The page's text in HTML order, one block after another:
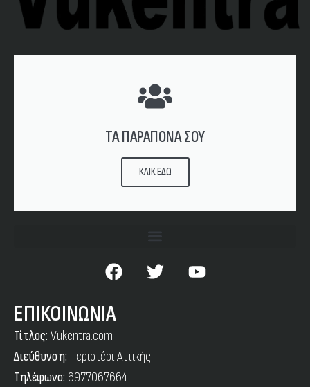
ΤΑ ΠΑΡΑΠΟΝΑ ΣΟΥ
ΚΛΙΚ ΕΔΩ
ΕΠΙΚΟΙΝΩΝΙΑ
Τίτλος: Vukentra.com
Διεύθυνση: Περιστέρι Αττικής
Τηλέφωνο: 6977067664